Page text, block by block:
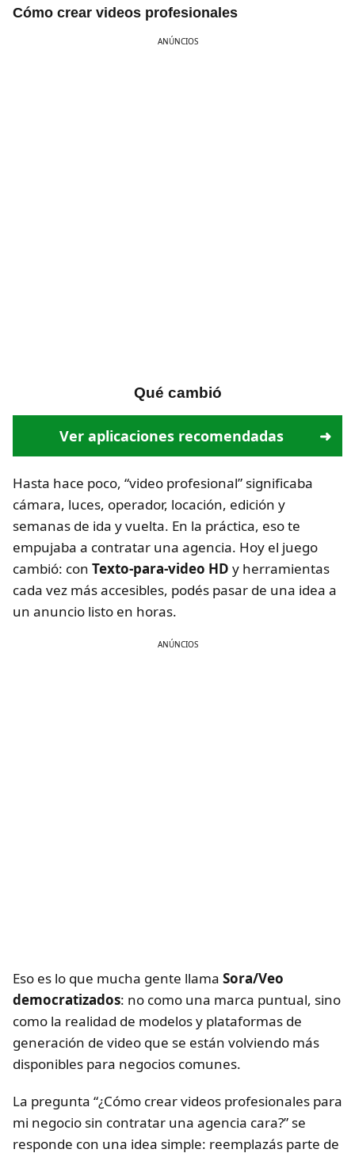
Cómo crear videos profesionales
ANÚNCIOS
Qué cambió
Ver aplicaciones recomendadas
Hasta hace poco, “video profesional” significaba
cámara, luces, operador, locación, edición y
semanas de ida y vuelta. En la práctica, eso te
empujaba a contratar una agencia. Hoy el juego
cambió: con Texto-para-video HD y herramientas
cada vez más accesibles, podés pasar de una idea a
un anuncio listo en horas.
ANÚNCIOS
Eso es lo que mucha gente llama Sora/Veo
democratizados: no como una marca puntual, sino
como la realidad de modelos y plataformas de
generación de video que se están volviendo más
disponibles para negocios comunes.
La pregunta “¿Cómo crear videos profesionales para
mi negocio sin contratar una agencia cara?” se
responde con una idea simple: reemplazás parte de